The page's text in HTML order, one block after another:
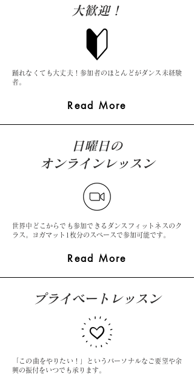
大歓迎！
踊れなくても大丈夫！参加者のほとんどがダンス未経験
者。
Read More
日曜日の
オンラインレッスン
世界中どこからでも参加できるダンスフィットネスのク
ラス。ヨガマット1枚分のスペースで参加可能です。
Read More
プライベートレッスン
「この曲をやりたい！」というパーソナルなご要望や余
興の振付をいつでも承ります。